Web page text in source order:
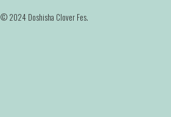
©️ 2024 Doshisha Clover Fes.